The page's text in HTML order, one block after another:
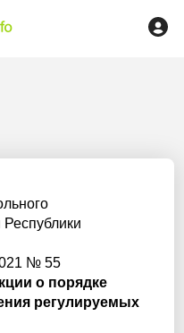
Республики
№ 55
о порядке
регулируемых